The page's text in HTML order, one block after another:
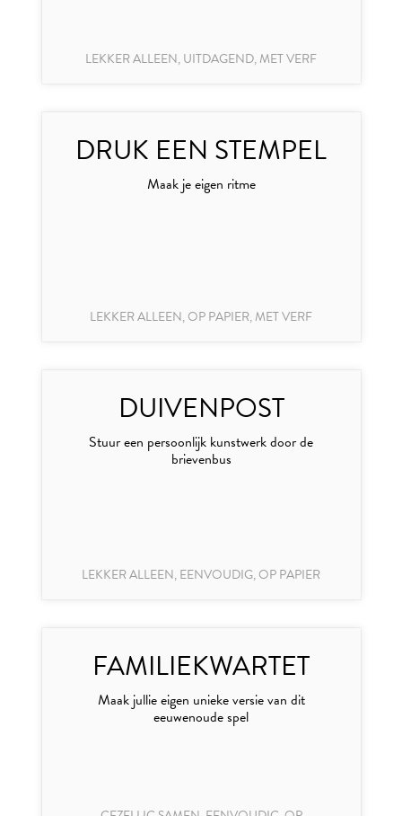
LEKKER ALLEEN, UITDAGEND, MET VERF
DRUK EEN STEMPEL
Maak je eigen ritme
LEKKER ALLEEN, OP PAPIER, MET VERF
DUIVENPOST
Stuur een persoonlijk kunstwerk door de
brievenbus
LEKKER ALLEEN, EENVOUDIG, OP PAPIER
FAMILIEKWARTET
Maak jullie eigen unieke versie van dit
eeuwenoude spel